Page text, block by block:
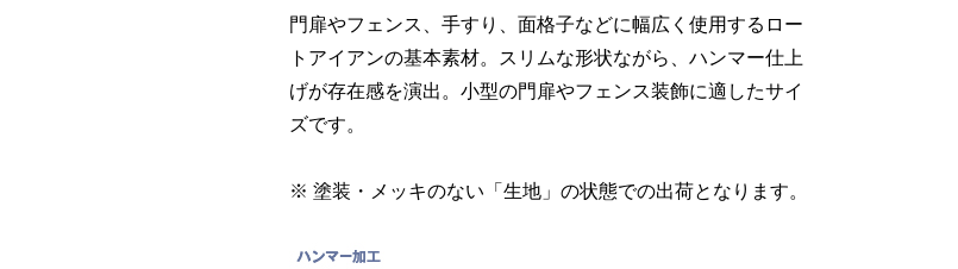
門扉やフェンス、手すり、面格子などに幅広く使用するロー
トアイアンの基本素材。スリムな形状ながら、ハンマー仕上
げが存在感を演出。小型の門扉やフェンス装飾に適したサイ
ズです。
※ 塗装・メッキのない「生地」の状態での出荷となります。